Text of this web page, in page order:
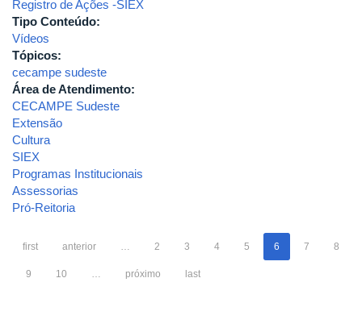
Registro de Ações -SIEX
Tipo Conteúdo:
Vídeos
Tópicos:
cecampe sudeste
Área de Atendimento:
CECAMPE Sudeste
Extensão
Cultura
SIEX
Programas Institucionais
Assessorias
Pró-Reitoria
first anterior 2 3 4 5 6 7 8
9 10 próximo last